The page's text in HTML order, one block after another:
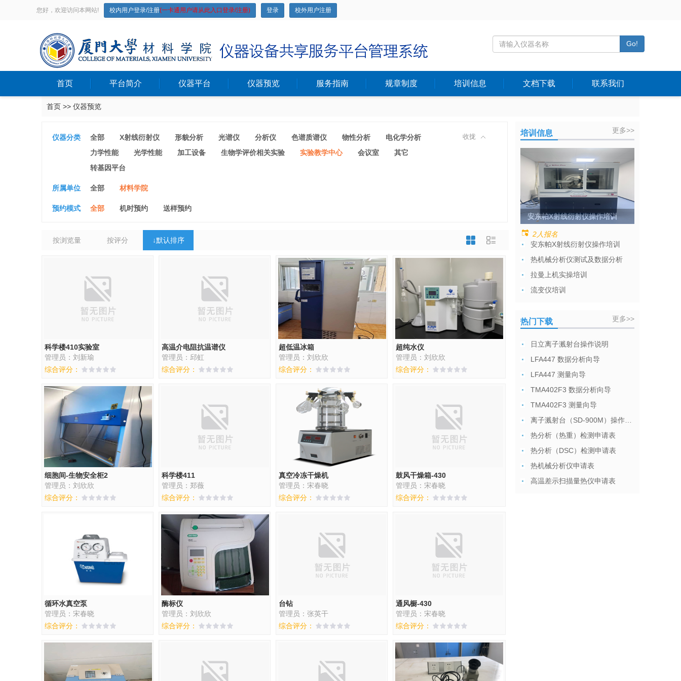
您好，欢迎访问本网站! 校内用户登录/注册(一卡通用户请从此入口登录/注册) 登录 校外用户注册
Go!
首页 平台简介 仪器平台 仪器预览 服务指南 规章制度 培训信息 文档下载 联系我们
首页 >> 仪器预览
仪器分类 全部 X射线衍射仪 形貌分析 光谱仪 分析仪 色谱质谱仪 物性分析
电化学分析
力学性能
光学性能 加工设备 生物学评价相关实验 实验教学中心 会议室
其它
转基因平台
收拢
所属单位 全部 材料学院
预约模式 全部 机时预约 送样预约
按浏览量 按评分 ↓默认排序
科学楼410实验室
管理员：刘新瑜
综合评分：
高温介电阻抗温谱仪
管理员：邱虹
综合评分：
超低温冰箱
管理员：刘欣欣
综合评分：
超纯水仪
管理员：刘欣欣
综合评分：
细胞间-生物安全柜2
管理员：刘欣欣
综合评分：
科学楼411
管理员：郑薇
综合评分：
真空冷冻干燥机
管理员：宋春晓
综合评分：
鼓风干燥箱-430
管理员：宋春晓
综合评分：
循环水真空泵
管理员：宋春晓
综合评分：
酶标仪
管理员：刘欣欣
综合评分：
台钻
管理员：张英干
综合评分：
通风橱-430
管理员：宋春晓
综合评分：
培训信息 更多>>
安东帕X射线衍射仪操作培训
2人报名
安东帕X射线衍射仪操作培训
热机械分析仪测试及数据分析
拉曼上机实操培训
流变仪培训
热门下载 更多>>
日立离子溅射台操作说明
LFA447 数据分析向导
LFA447 测量向导
TMA402F3 数据分析向导
TMA402F3 测量向导
热分析（热重）检测申请表
热分析（DSC）检测申请表
热机械分析仪申请表
高温差示扫描量热仪申请表